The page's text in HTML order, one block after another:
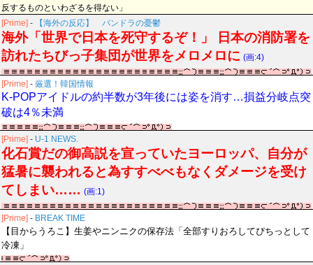
反するものといわざるを得ない」
[Prime] - 【海外の反応】 パンドラの憂鬱
海外「世界で日本を死守するぞ！」 日本の消防署を
訪れたちびっ子集団が世界をメロメロに (画:4)
[Prime] - 厳選！韓国情報
K-POPアイドルの約半数が3年後には姿を消す…損益分岐点突
破は4％未満
[Prime] - U-1 NEWS.
化石賞だの御高説を宣っていたヨーロッパ、自分が
猛暑に襲われると為すすべべもなくダメージを受け
てしまい…… (画:1)
[Prime] - BREAK TIME
【目からうろこ】生姜やニンニクの保存法「全部すりおろしてぴちっとして
冷凍」